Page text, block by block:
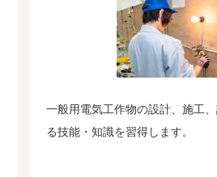
一般用電気工作物の設計、施工
る技能・知識を習得します。